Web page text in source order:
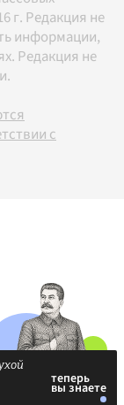
г. Редакция не
информации,
Редакция не
с